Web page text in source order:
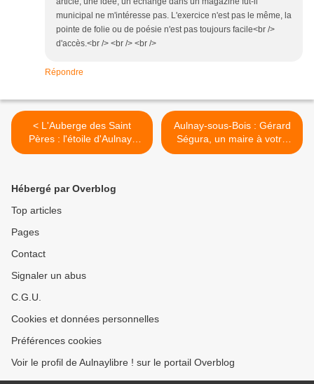
municipal ne m'intéresse pas. L'exercice n'est pas le même, la
pointe de folie ou de poésie n'est pas toujours facile<br />
d'accès.<br /> <br /> <br />
Répondre
< L'Auberge des Saint
Pères : l'étoile d'Aulnay-
sous-Bois
Aulnay-sous-Bois : Gérard
Ségura, un maire à votre
écoute ? >
Hébergé par Overblog
Top articles
Pages
Contact
Signaler un abus
C.G.U.
Cookies et données personnelles
Préférences cookies
Voir le profil de Aulnaylibre ! sur le portail Overblog